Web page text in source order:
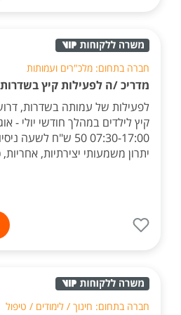
חברה בתחום: מלכ"רים ועמותות
מדריכ /ה לפעילות קיץ בשדרות
לפעילות של עמותה בשדרות,
קיץ לילדים במהלך חודשי יולי -
07:30-17:00 50 ש"ח
יתרון משמעותי יצירתיות,
חברה בתחום: חינוך / לימודים / טיפול